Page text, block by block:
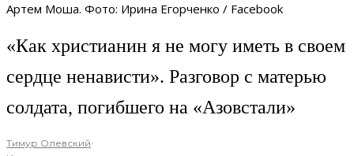
Артем Моша. Фото: Ирина Егорченко / Facebook
«Как христианин я не могу иметь в своем
сердце ненависти». Разговор с матерью
солдата, погибшего на «Азовстали»
Тимур Олевский·